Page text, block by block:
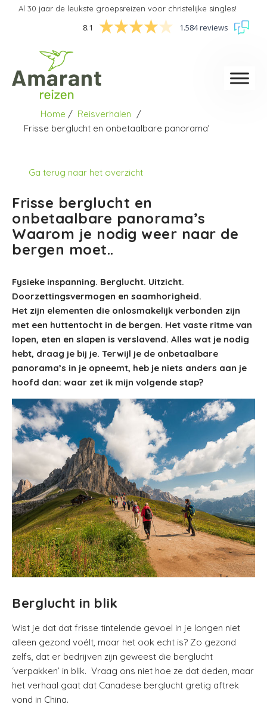
Al 30 jaar de leukste groepsreizen voor christelijke singles!
8.1 1.584 reviews
Home
Reisverhalen
Frisse berglucht en onbetaalbare panorama’
Ga terug naar het overzicht
Frisse berglucht en
onbetaalbare panorama’s
Waarom je nodig weer naar de
bergen moet..
Fysieke inspanning. Berglucht. Uitzicht.
Doorzettingsvermogen en saamhorigheid.
Het zijn elementen die onlosmakelijk verbonden zijn
met een huttentocht in de bergen. Het vaste ritme van
lopen, eten en slapen is verslavend. Alles wat je nodig
hebt, draag je bij je. Terwijl je de onbetaalbare
panorama’s in je opneemt, heb je niets anders aan je
hoofd dan: waar zet ik mijn volgende stap?
Berglucht in blik
Wist je dat dat frisse tintelende gevoel in je longen niet
alleen gezond voélt, maar het ook echt is? Zo gezond
zelfs, dat er bedrijven zijn geweest die berglucht
‘verpakken’ in blik. Vraag ons niet hoe ze dat deden, maar
het verhaal gaat dat Canadese berglucht gretig aftrek
vond in China.